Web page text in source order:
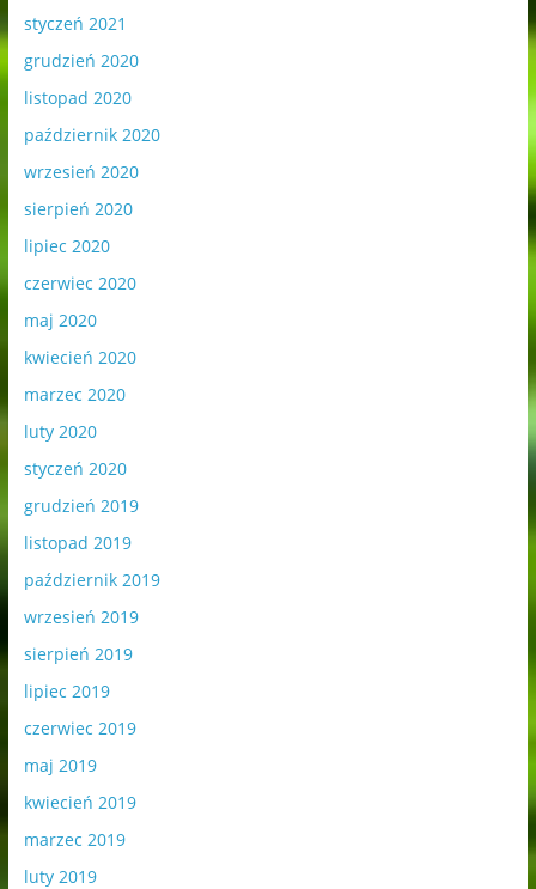
styczeń 2021
grudzień 2020
listopad 2020
październik 2020
wrzesień 2020
sierpień 2020
lipiec 2020
czerwiec 2020
maj 2020
kwiecień 2020
marzec 2020
luty 2020
styczeń 2020
grudzień 2019
listopad 2019
październik 2019
wrzesień 2019
sierpień 2019
lipiec 2019
czerwiec 2019
maj 2019
kwiecień 2019
marzec 2019
luty 2019